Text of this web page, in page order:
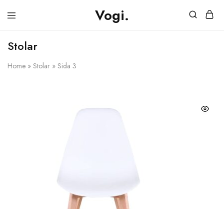
Vogi.
Vogi.se
Möbler
Stolar
Home » Stolar » Sida 3